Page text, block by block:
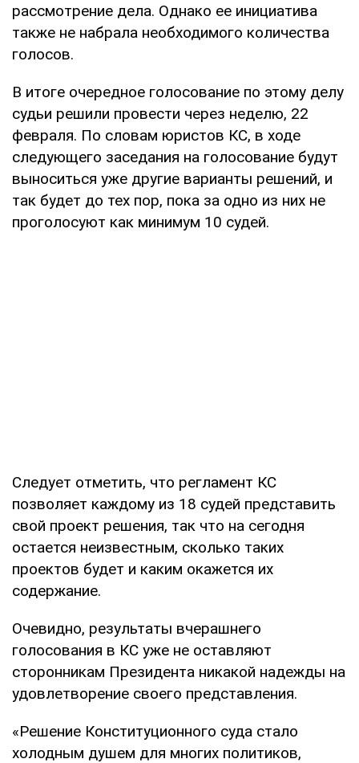
рассмотрение дела. Однако ее инициатива
также не набрала необходимого количества
голосов.
В итоге очередное голосование по этому делу
судьи решили провести через неделю, 22
февраля. По словам юристов КС, в ходе
следующего заседания на голосование будут
выноситься уже другие варианты решений, и
так будет до тех пор, пока за одно из них не
проголосуют как минимум 10 судей.
Следует отметить, что регламент КС
позволяет каждому из 18 судей представить
свой проект решения, так что на сегодня
остается неизвестным, сколько таких
проектов будет и каким окажется их
содержание.
Очевидно, результаты вчерашнего
голосования в КС уже не оставляют
сторонникам Президента никакой надежды на
удовлетворение своего представления.
«Решение Конституционного суда стало
холодным душем для многих политиков,